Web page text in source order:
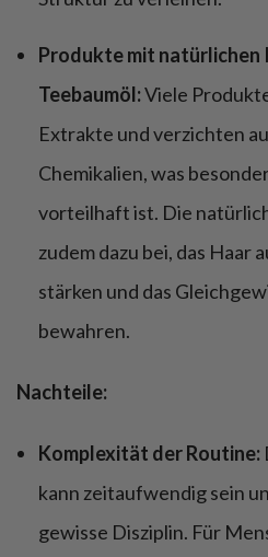
Produkte mit
Teebaumöl:Viele
Extrakte und verzichten
Chemikalien, was
vorteilhaft ist. Die
zudem dazu bei, das Haar
stärken und das
bewahren.
Nachteile:
Komplexität der Routine:
kann zeitaufwendig sein
gewisse Disziplin. Für